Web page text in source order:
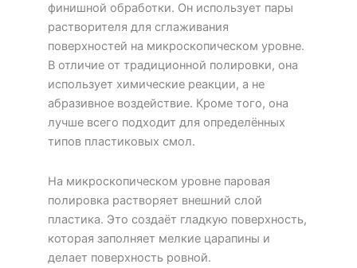
финишной обработки. Он использует пары
растворителя для сглаживания
поверхностей на микроскопическом уровне.
В отличие от традиционной полировки, она
использует химические реакции, а не
абразивное воздействие. Кроме того, она
лучше всего подходит для определённых
типов пластиковых смол.
На микроскопическом уровне паровая
полировка растворяет внешний слой
пластика. Это создаёт гладкую поверхность,
которая заполняет мелкие царапины и
делает поверхность ровной.